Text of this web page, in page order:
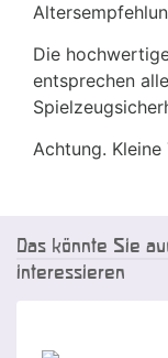
Die
entsprechen
Achtung. Kleine
Das könnte Sie
interessieren